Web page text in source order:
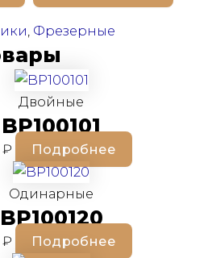
, Фрезерные
Двойные
BP100101
₽ Подробнее
Одинарные
BP100120
₽ Подробнее